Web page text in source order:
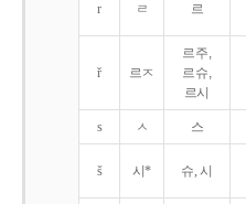
r ㄹ 르
ř 르ㅈ
르주,
르슈,
르시
s ㅅ 스
š 시* 슈, 시